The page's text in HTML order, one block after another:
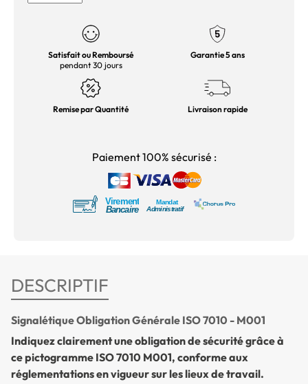
Satisfait ou Remboursé
pendant 30 jours
Garantie 5 ans
Remise par Quantité Livraison rapide
Paiement 100% sécurisé :
DESCRIPTIF
Signalétique Obligation Générale ISO 7010 - M001
Indiquez clairement une obligation de sécurité grâce à
ce pictogramme ISO 7010 M001, conforme aux
réglementations en vigueur sur les lieux de travail.